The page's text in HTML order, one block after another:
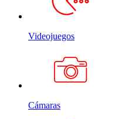
Videojuegos
Cámaras